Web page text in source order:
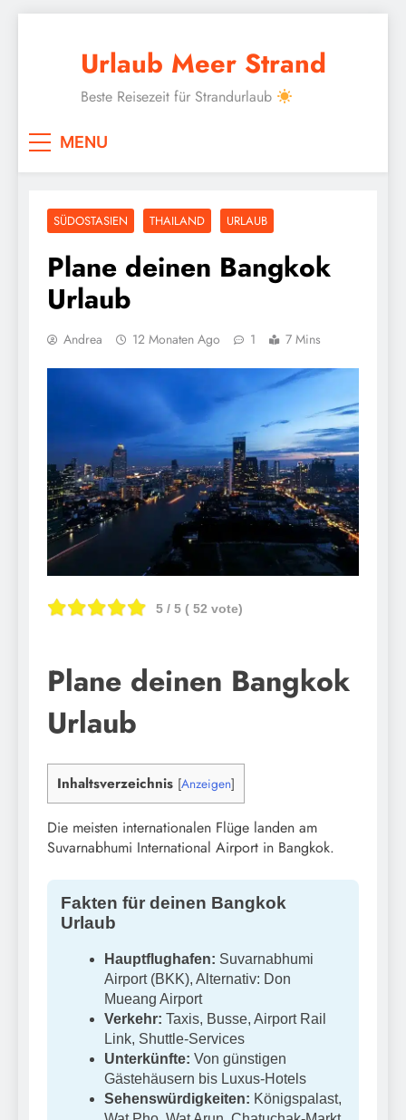
Urlaub Meer Strand
Beste Reisezeit für Strandurlaub
MENU
SÜDOSTASIEN THAILAND URLAUB
Plane deinen Bangkok
Urlaub
Andrea 12 Monaten Ago 1 7 Mins
5 / 5 ( 52 vote)
Plane deinen Bangkok
Urlaub
Inhaltsverzeichnis [Anzeigen]
Die meisten internationalen Flüge landen am
Suvarnabhumi International Airport in Bangkok.
Fakten für deinen Bangkok
Urlaub
Hauptflughafen: Suvarnabhumi
Airport (BKK), Alternativ: Don
Mueang Airport
Verkehr: Taxis, Busse, Airport Rail
Link, Shuttle-Services
Unterkünfte: Von günstigen
Gästehäusern bis Luxus-Hotels
Sehenswürdigkeiten: Königspalast,